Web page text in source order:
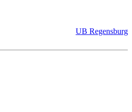
UB Regensburg